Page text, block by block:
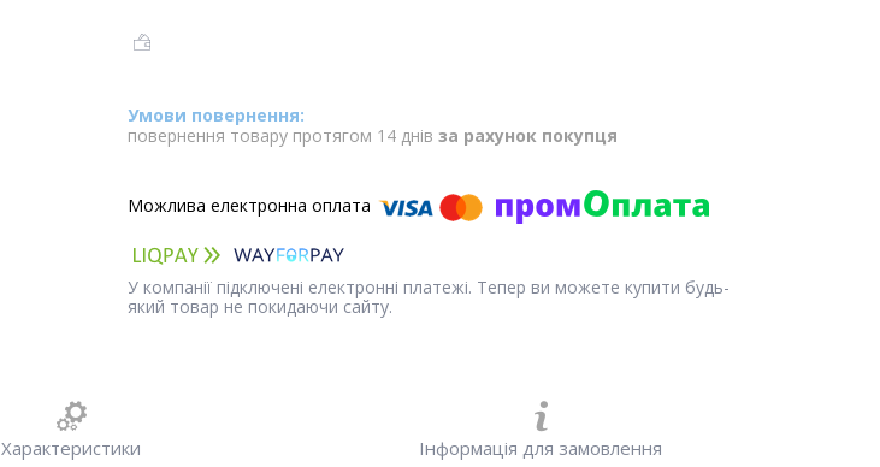
повернення товару протягом 14 днів за рахунок покупця
У компанії підключені електронні платежі. Тепер ви можете купити будь-
який товар не покидаючи сайту.
Характеристики Інформація для замовлення